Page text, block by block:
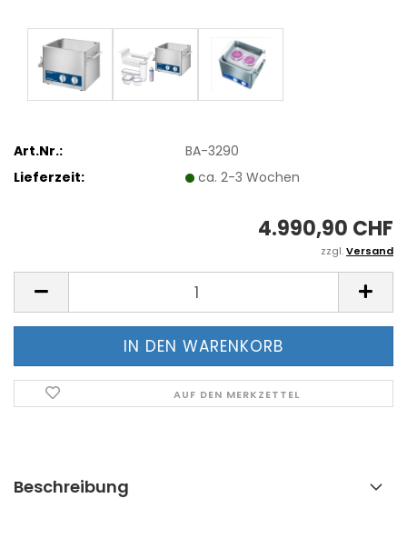
Art.Nr.:
BA-3290
Lieferzeit:
ca. 2-3 Wochen
4.990,90 CHF
zzgl.Versand
AUF DEN MERKZETTEL
Beschreibung